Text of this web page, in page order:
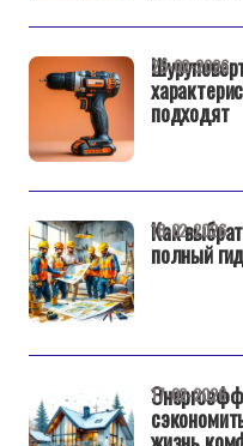
подходят
25-02-2026
Как
полный
18-02-2026
17-02-2026